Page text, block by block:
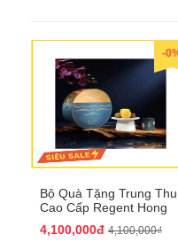
-
Bộ Quà Tặng Trung Thu
Cao Cấp Regent Hong
4,100,000đ 4,100,000₫